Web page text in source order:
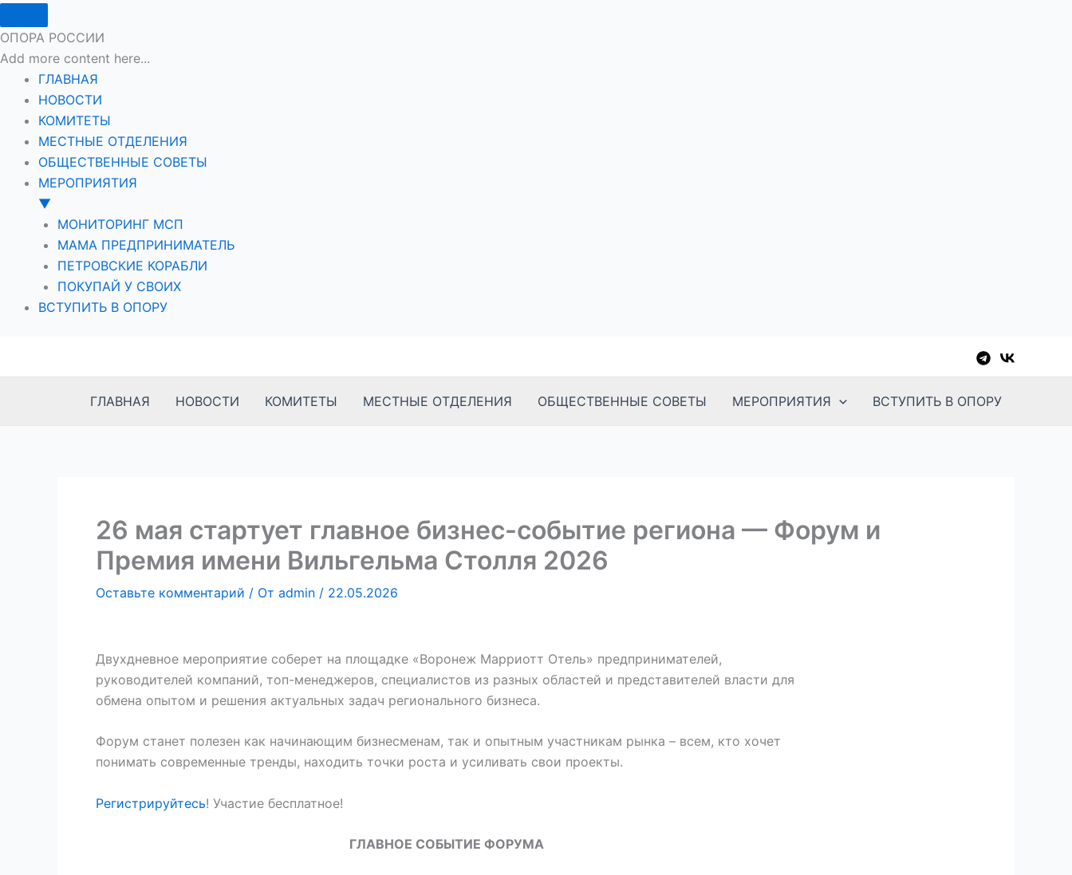
ОПОРА РОССИИ
Add more content here...
ГЛАВНАЯ
НОВОСТИ
КОМИТЕТЫ
МЕСТНЫЕ ОТДЕЛЕНИЯ
ОБЩЕСТВЕННЫЕ СОВЕТЫ
МЕРОПРИЯТИЯ
▼
МОНИТОРИНГ МСП
МАМА ПРЕДПРИНИМАТЕЛЬ
ПЕТРОВСКИЕ КОРАБЛИ
ПОКУПАЙ У СВОИХ
ВСТУПИТЬ В ОПОРУ
ГЛАВНАЯ
НОВОСТИ КОМИТЕТЫ МЕСТНЫЕ ОТДЕЛЕНИЯ ОБЩЕСТВЕННЫЕ СОВЕТЫ МЕРОПРИЯТИЯ ВСТУПИТЬ В ОПОРУ
26 мая стартует главное бизнес-событие региона — Форум и
Премия имени Вильгельма Столля 2026
Оставьте комментарий / От admin / 22.05.2026
Двухдневное мероприятие соберет на площадке «Воронеж Марриотт Отель» предпринимателей,
руководителей компаний, топ-менеджеров, специалистов из разных областей и представителей власти для
обмена опытом и решения актуальных задач регионального бизнеса.
Форум станет полезен как начинающим бизнесменам, так и опытным участникам рынка – всем, кто хочет
понимать современные тренды, находить точки роста и усиливать свои проекты.
Регистрируйтесь! Участие бесплатное!
ГЛАВНОЕ СОБЫТИЕ ФОРУМА